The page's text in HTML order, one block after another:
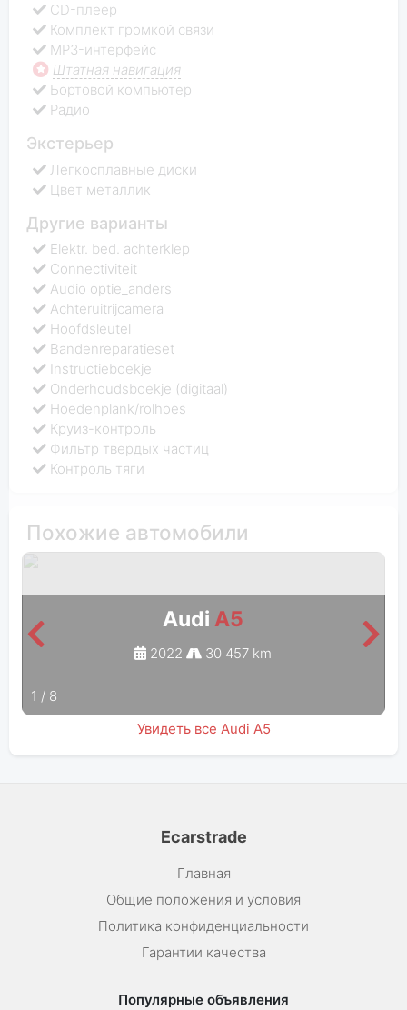
CD-плеер
Комплект громкой связи
MP3-интерфейс
Штатная навигация
Бортовой компьютер
Радио
Экстерьер
Легкосплавные диски
Цвет металлик
Другие варианты
Elektr. bed. achterklep
Connectiviteit
Audio optie_anders
Achteruitrijcamera
Hoofdsleutel
Bandenreparatieset
Instructieboekje
Onderhoudsboekje (digitaal)
Hoedenplank/rolhoes
Круиз-контроль
Фильтр твердых частиц
Контроль тяги
Похожие автомобили
Audi A5
2022 30 457 km
1 / 8
Увидеть все Audi A5
Ecarstrade
Главная
Общие положения и условия
Политика конфиденциальности
Гарантии качества
Популярные объявления